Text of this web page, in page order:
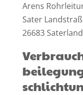
Arens
Sater
26683 Saterland